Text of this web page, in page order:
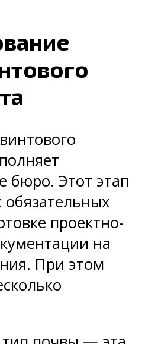
бюро. Этот этап
обязательных
проектно-
на
При этом